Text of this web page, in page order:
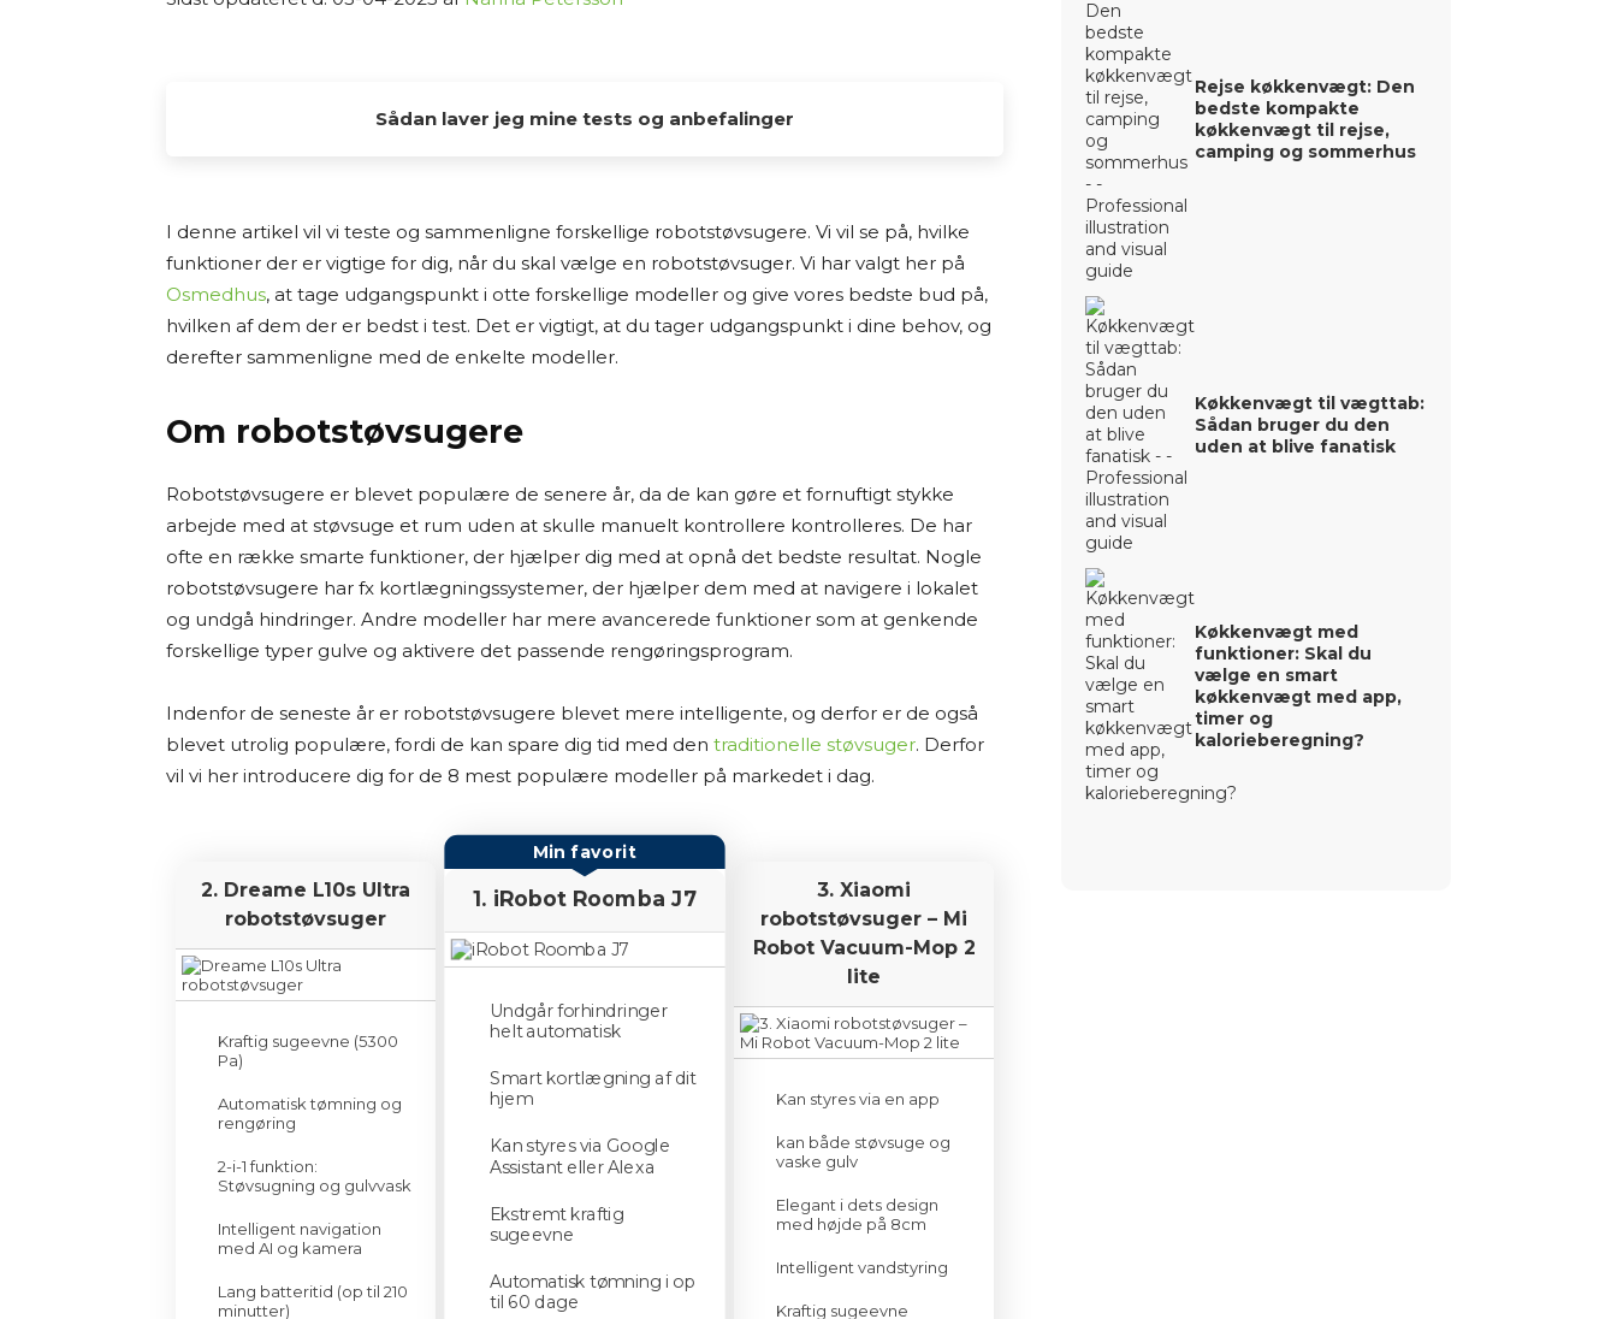
Sådan laver jeg mine tests og anbefalinger
og dele min research med andre, der også vil finde det bedste valg til hjemmet.
Jeg laver ikke fysiske tests af produkterne selv. Mine “tests” og anbefalinger er baseret
på grundig research. Det betyder, at jeg læser producentoplysninger,
forhandlerbeskrivelser, brugeranmeldelser, ekspertvurderinger og andre offentligt
vurderer jeg fordele og ulemper ved produkterne og giver mine personlige
Jeg bestræber mig på at give et godt overblik og formidle information på en
letforståelig måde. Men jeg kan ikke garantere, at alle oplysninger altid er fuldstændigt
opdaterede eller dækkende.
Jeg vil også gøre opmærksom på, at siden ofte indeholder links til forhandlere. Hvis du
og er med til at finansiere arbejdet med at researche og skrive indholdet.
Jeg synes, det er vigtigt at være ærlig om, hvordan jeg arbejder – så du ved, at jeg ikke
tilgængelig viden for at hjælpe dig med at træffe et informeret valg.
Tak fordi du læser med på Osmedhus.dk!
I denne artikel vil vi teste og sammenligne forskellige robotstøvsugere. Vi vil se på, hvilke
funktioner der er vigtige for dig, når du skal vælge en robotstøvsuger. Vi har valgt her på
Osmedhus, at tage udgangspunkt i otte forskellige modeller og give vores bedste bud på,
hvilken af dem der er bedst i test. Det er vigtigt, at du tager udgangspunkt i dine behov, og
derefter sammenligne med de enkelte modeller.
Om robotstøvsugere
Robotstøvsugere er blevet populære de senere år, da de kan gøre et fornuftigt stykke
arbejde med at støvsuge et rum uden at skulle manuelt kontrollere kontrolleres. De har
ofte en række smarte funktioner, der hjælper dig med at opnå det bedste resultat. Nogle
robotstøvsugere har fx kortlægningssystemer, der hjælper dem med at navigere i lokalet
og undgå hindringer. Andre modeller har mere avancerede funktioner som at genkende
forskellige typer gulve og aktivere det passende rengøringsprogram.
Indenfor de seneste år er robotstøvsugere blevet mere intelligente, og derfor er de også
blevet utrolig populære, fordi de kan spare dig tid med den traditionelle støvsuger. Derfor
vil vi her introducere dig for de 8 mest populære modeller på markedet i dag.
2. Dreame L10s Ultra
robotstøvsuger
Kraftig sugeevne (5300
Pa)
Automatisk tømning og
rengøring
2-i-1 funktion:
Støvsugning og gulvvask
Intelligent navigation
med AI og kamera
Lang batteritid (op til 210
minutter)
Min favorit
1. iRobot Roomba J7
Undgår forhindringer
helt automatisk
Smart kortlægning af dit
hjem
Kan styres via Google
Assistant eller Alexa
Ekstremt kraftig
sugeevne
Automatisk tømning i op
til 60 dage
3. Xiaomi
robotstøvsuger – Mi
Robot Vacuum-Mop 2
lite
Kan styres via en app
kan både støvsuge og
vaske gulv
Elegant i dets design
med højde på 8cm
Intelligent vandstyring
Kraftig sugeevne
Rejse køkkenvægt: Den
bedste kompakte
køkkenvægt til rejse,
camping og sommerhus
Køkkenvægt til vægttab:
Sådan bruger du den
uden at blive fanatisk
Køkkenvægt med
funktioner: Skal du
vælge en smart
køkkenvægt med app,
timer og
kalorieberegning?